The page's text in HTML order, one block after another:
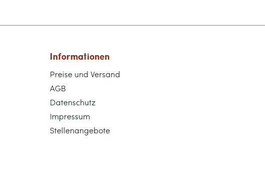
Informationen
Preise und Versand
AGB
Datenschutz
Impressum
Stellenangebote